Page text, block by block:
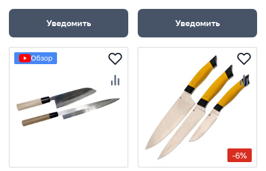
Уведомить Уведомить
Обзор
-6%